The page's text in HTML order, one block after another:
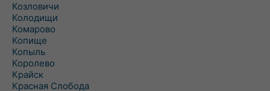
Козловичи
Колодищи
Комарово
Копище
Копыль
Королево
Крайск
Красная Слобода